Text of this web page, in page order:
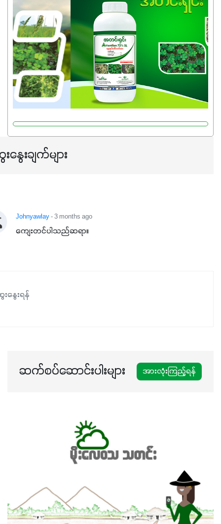
သုံးသင့်ပါတယ်။
နွေးချက်များ
Johnyawlay- 3 months ago
ကျေးတင်ပါသည်ဆရာ။
နွေးရန်
ဆက်စပ်ဆောင်းပါးများ အားလုံးကြည့်ရန်